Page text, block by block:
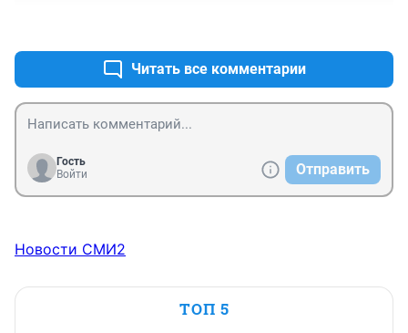
Читать все комментарии
Гость
Войти
Отправить
Новости СМИ2
ТОП 5